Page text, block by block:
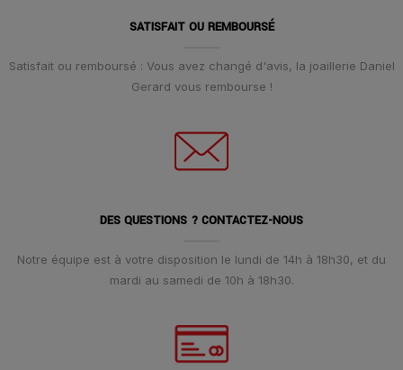
SATISFAIT OU REMBOURSÉ
Satisfait ou remboursé : Vous avez changé d'avis, la joaillerie Daniel
Gerard vous rembourse !
DES QUESTIONS ? CONTACTEZ-NOUS
Notre équipe est à votre disposition le lundi de 14h à 18h30, et du
mardi au samedi de 10h à 18h30.